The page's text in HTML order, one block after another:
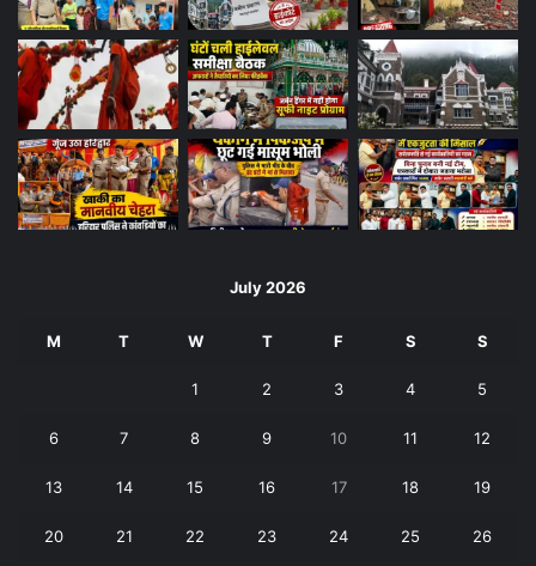
July 2026
M T W T F S S
1 2 3 4 5
6 7 8 9 10 11 12
13 14 15 16 17 18 19
20 21 22 23 24 25 26